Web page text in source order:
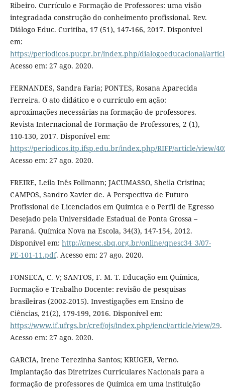
Ribeiro. Currículo e Formação de Professores: uma visão
integradada construção do conheimento profissional. Rev.
Diálogo Educ. Curitiba, 17 (51), 147-166, 2017. Disponível
em:
https://periodicos.pucpr.br/index.php/dialogoeducacional/
Acesso em: 27 ago. 2020.
FERNANDES, Sandra Faria; PONTES, Rosana Aparecida
Ferreira. O ato didático e o currículo em ação:
aproximações necessárias na formação de professores.
Revista Internacional de Formação de Professores, 2 (1),
110-130, 2017. Disponível em:
https://periodicos.itp.ifsp.edu.br/index.php/RIFP/article/view/
Acesso em: 27 ago. 2020.
FREIRE, Leila Inês Follmann; JACUMASSO, Sheila Cristina;
CAMPOS, Sandro Xavier de. A Perspectiva de Futuro
Profissional de Licenciados em Química e o Perfil de Egresso
Desejado pela Universidade Estadual de Ponta Grossa –
Paraná. Química Nova na Escola, 34(3), 147-154, 2012.
Disponível em: http://qnesc.sbq.org.br/online/qnesc34_3/07-
PE-101-11.pdf. Acesso em: 27 ago. 2020.
FONSECA, C. V; SANTOS, F. M. T. Educação em Química,
Formação e Trabalho Docente: revisão de pesquisas
brasileiras (2002-2015). Investigações em Ensino de
Ciências, 21(2), 179-199, 2016. Disponível em:
https://www.if.ufrgs.br/cref/ojs/index.php/ienci/article/view/29.
Acesso em: 27 ago. 2020.
GARCIA, Irene Terezinha Santos; KRUGER, Verno.
Implantação das Diretrizes Curriculares Nacionais para a
formação de professores de Química em uma instituição